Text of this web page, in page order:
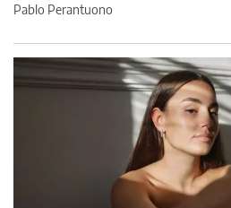
Pablo Perantuono